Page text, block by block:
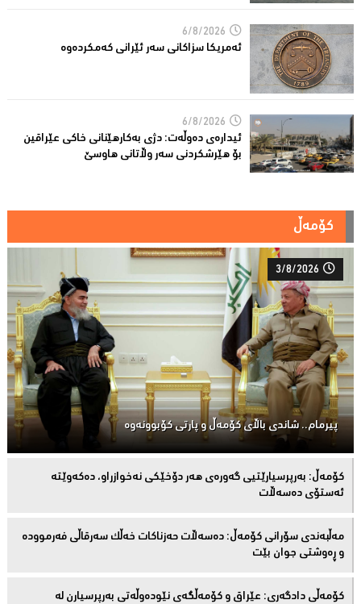
6/8/2026
ئه‌مریكا سزاكانی سه‌ر ئێرانی كه‌مكرده‌وه‌
6/8/2026
ئیدارەى دەوڵەت: دژى بەکارهێنانى خاکی عێراقین
بۆ هێرشکردنى سەر وڵاتانی هاوسێ
کۆمەڵ
3/8/2026
پیرمام.. شاندی باڵای كۆمه‌ڵ و پارتی كۆبوونه‌وه‌
كۆمەڵ: بەرپرسیارێتیی گەورەی هەر دۆخێکی نەخوازراو، دەكەوێتە
ئەستۆی دەسەڵات
مەڵبەندى سۆرانى کۆمەڵ: دەسەڵات حەزناکات خەڵک سەرقاڵى فەرموودە
و ڕەوشتى جوان بێت
کۆمەڵى دادگەرى: عێراق و كۆمەڵگەی نێودەوڵەتی بەرپرسیارن لە